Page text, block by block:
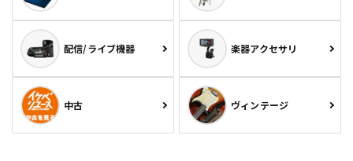
配信/ライブ機器 楽器アクセサリ
中古 ヴィンテージ